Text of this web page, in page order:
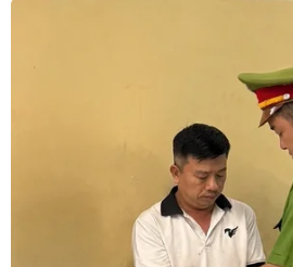
trong năm 2021-2022 về các
xuất khẩu hàng sang thị
nghiệp cần quan tâm nhiều
phẩm cũng như các rào cản